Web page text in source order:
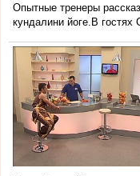
Опытные тренеры
кундалини йоге.В гостях